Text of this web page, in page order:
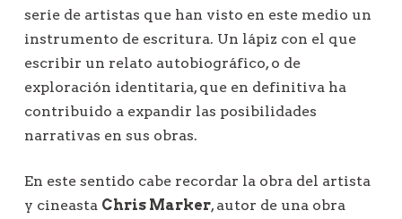
serie de artistas que han visto en este medio un
instrumento de escritura. Un lápiz con el que
escribir un relato autobiográfico, o de
exploración identitaria, que en definitiva ha
contribuido a expandir las posibilidades
narrativas en sus obras.
En este sentido cabe recordar la obra del artista
y cineasta Chris Marker, autor de una obra